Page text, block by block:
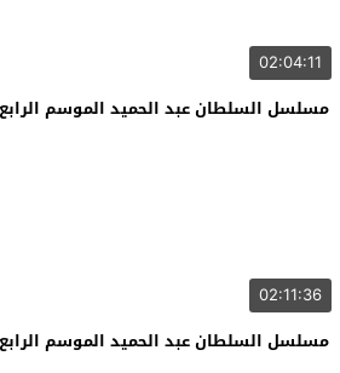
02:04:11
مسلسل السلطان عبد الحميد الموسم الرابع
02:11:36
مسلسل السلطان عبد الحميد الموسم الرابع